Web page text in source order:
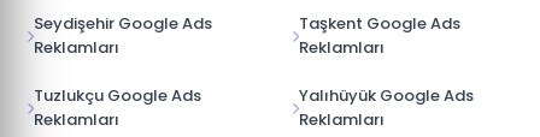
Seydişehir Google Ads
Reklamları
Taşkent Google Ads
Reklamları
Tuzlukçu Google Ads
Reklamları
Yalıhüyük Google Ads
Reklamları